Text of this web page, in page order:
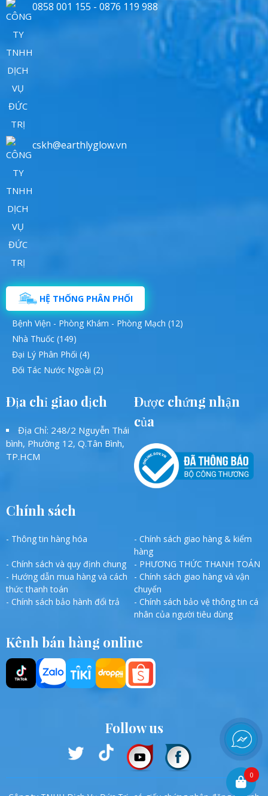
0858 001 155 - 0876 119 988
cskh@earthlyglow.vn
HỆ THỐNG PHÂN PHỐI
Bệnh Viện - Phòng Khám - Phòng Mạch (12)
Nhà Thuốc (149)
Đại Lý Phân Phối (4)
Đối Tác Nước Ngoài (2)
Địa chỉ giao dịch
Địa Chỉ: 248/2 Nguyễn Thái
bình, Phường 12, Q.Tân Bình,
TP.HCM
Được chứng nhận
của
Chính sách
- Thông tin hàng hóa
- Chính sách giao hàng & kiểm
hàng
- Chính sách và quy định chung
- PHƯƠNG THỨC THANH TOÁN
- Hướng dẫn mua hàng và cách
thức thanh toán
- Chính sách giao hàng và vận
chuyển
- Chính sách bảo hành đổi trả
- Chính sách bảo vệ thông tin cá
nhân của người tiêu dùng
Kênh bán hàng online
Follow us
0